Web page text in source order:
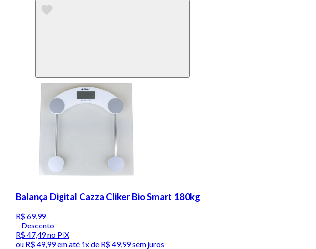
Balança Digital Cazza Cliker Bio Smart 180kg
R$ 69,99
Desconto
R$ 47,49no PIX
ou R$ 49,99em até 1x de R$ 49,99sem juros